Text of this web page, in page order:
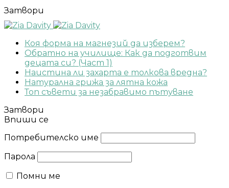
Затвори
Коя форма на магнезий да изберем?
Обратно на училище: Как да подготвим
децата си? (Част 1)
Наистина ли захарта е толкова вредна?
Натурална грижа за лятна кожа
Топ съвети за незабравимо пътуване
Затвори
Впиши се
Потребителско име
Парола
Помни ме